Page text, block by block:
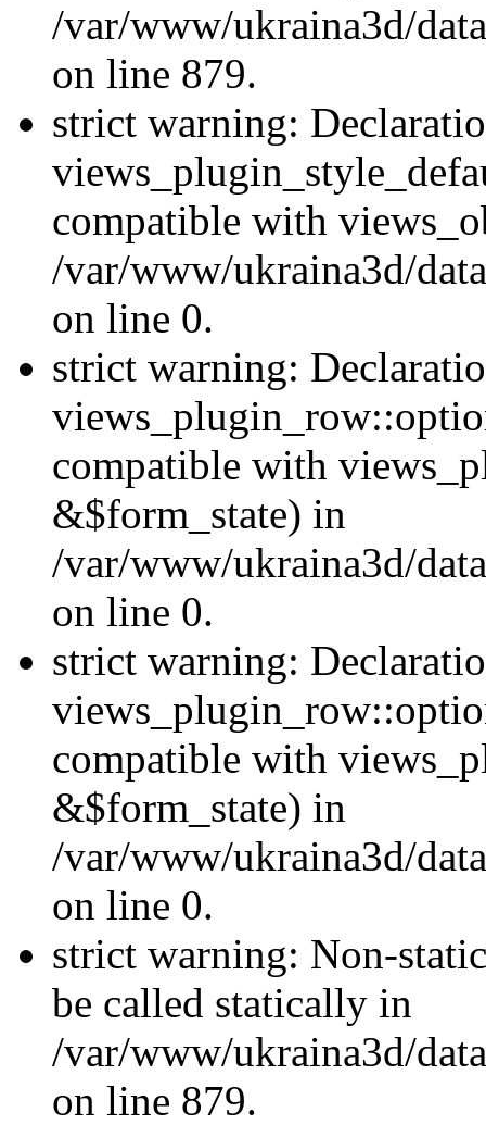
/var/www/ukraina3d/
on line 879.
strict warning:
compatible with
/var/www/ukraina3d/
on line 0.
strict warning:
compatible with
&$form_state) in
/var/www/ukraina3d/
on line 0.
strict warning:
compatible with
&$form_state) in
/var/www/ukraina3d/
on line 0.
strict warning: Non-
be called statically in
/var/www/ukraina3d/
on line 879.